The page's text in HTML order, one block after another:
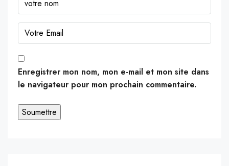
Enregistrer mon nom, mon e-mail et mon site dans
le navigateur pour mon prochain commentaire.